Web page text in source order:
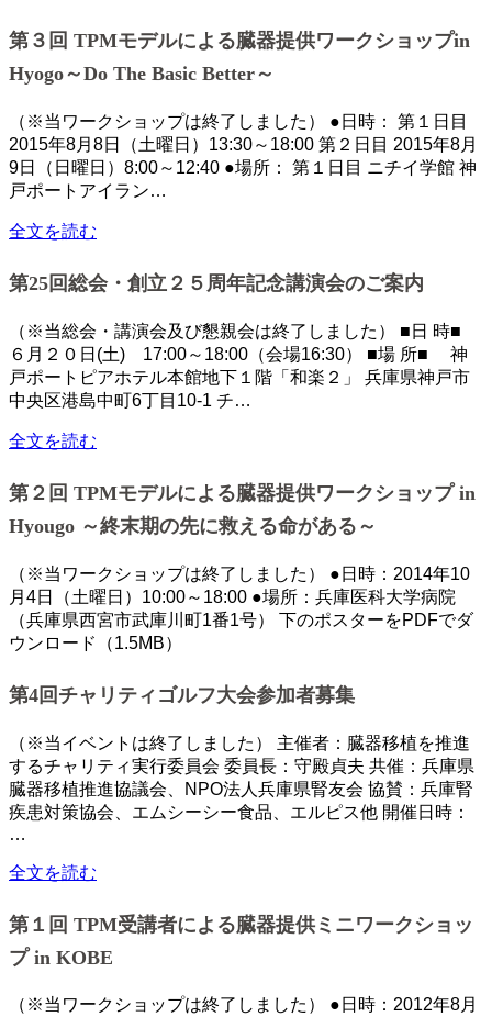
第３回 TPMモデルによる臓器提供ワークショップin
Hyogo～Do The Basic Better～
（※当ワークショップは終了しました） ●日時： 第１日目
2015年8月8日（土曜日）13:30～18:00 第２日目 2015年8月
9日（日曜日）8:00～12:40 ●場所： 第１日目 ニチイ学館 神
戸ポートアイラン…
全文を読む
第25回総会・創立２５周年記念講演会のご案内
（※当総会・講演会及び懇親会は終了しました） ■日 時■
６月２０日(土) 17:00～18:00（会場16:30） ■場 所■ 神
戸ポートピアホテル本館地下１階「和楽２」 兵庫県神戸市
中央区港島中町6丁目10-1 チ…
全文を読む
第２回 TPMモデルによる臓器提供ワークショップ in
Hyougo ～終末期の先に救える命がある～
（※当ワークショップは終了しました） ●日時：2014年10
月4日（土曜日）10:00～18:00 ●場所：兵庫医科大学病院
（兵庫県西宮市武庫川町1番1号） 下のポスターをPDFでダ
ウンロード（1.5MB）
第4回チャリティゴルフ大会参加者募集
（※当イベントは終了しました） 主催者：臓器移植を推進
するチャリティ実行委員会 委員長：守殿貞夫 共催：兵庫県
臓器移植推進協議会、NPO法人兵庫県腎友会 協賛：兵庫腎
疾患対策協会、エムシーシー食品、エルピス他 開催日時：
…
全文を読む
第１回 TPM受講者による臓器提供ミニワークショッ
プ in KOBE
（※当ワークショップは終了しました） ●日時：2012年8月